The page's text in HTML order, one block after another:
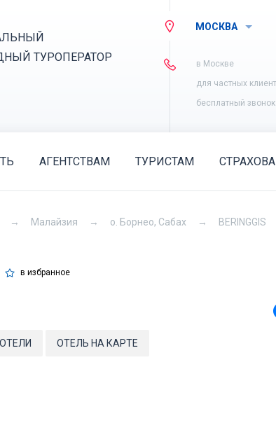
ТУРОПЕРАТОР
МОСКВА
в Москве
для частных
бесплатный
АГЕНТСТВАМ ТУРИСТАМ
Малайзия о. Борнео, Сабах BERINGGIS
в избранное
ОТЕЛЬ НА КАРТЕ